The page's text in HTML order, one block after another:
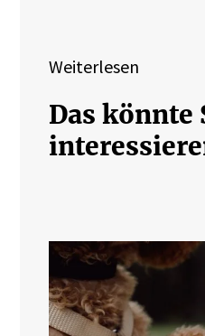
Weiterlesen
Das könnte